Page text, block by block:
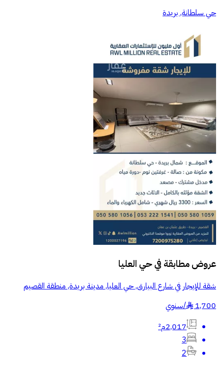
حي سلطانة, بريدة
عروض مطابقة فيحي العليا
شقة للإيجار في شارع البيارق, حي العليا, مدينة بريدة, منطقة القصيم
1,700
§
/سنوي
2,017م²
3
2